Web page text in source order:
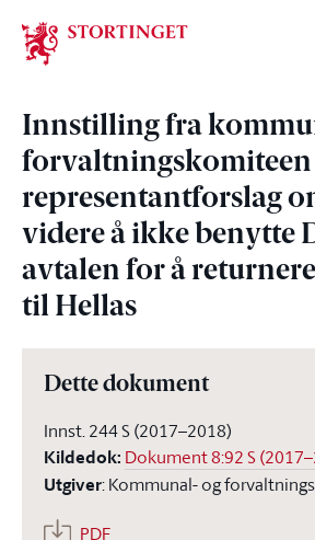
Stortinget.no
Innstilling fra
forvaltningskomiteen
representantforslag
videre å ikke benytte
avtalen for å
til Hellas
Dette dokument
Innst. 244 S (2017–2018)
Kildedok: Dokument 8:92 S
Utgiver:Kommunal- og
PDF